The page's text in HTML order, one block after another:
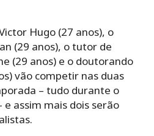
Hugo (27 anos), o
(29 anos), o tutor de
(29 anos) e o doutorando
vão competir nas duas
– tudo durante o
assim mais dois serão